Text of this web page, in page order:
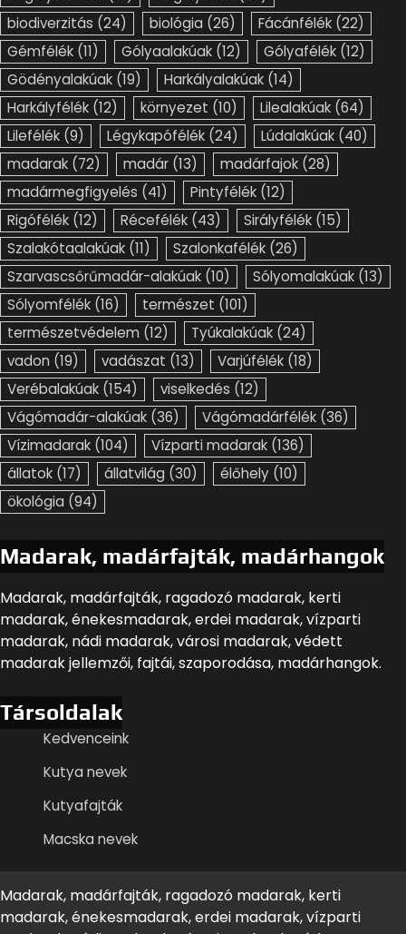
biodiverzitás (24) biológia (26) Fácánfélék (22)
Gémfélék (11) Gólyaalakúak (12) Gólyafélék (12)
Gödényalakúak (19) Harkályalakúak (14)
Harkályfélék (12) környezet (10) Lilealakúak (64)
Lilefélék (9) Légykapófélék (24) Lúdalakúak (40)
madarak (72) madár (13) madárfajok (28)
madármegfigyelés (41) Pintyfélék (12)
Rigófélék (12) Récefélék (43) Sirályfélék (15)
Szalakótaalakúak (11) Szalonkafélék (26)
Szarvascsőrűmadár-alakúak (10) Sólyomalakúak (13)
Sólyomfélék (16) természet (101)
természetvédelem (12) Tyúkalakúak (24)
vadon (19) vadászat (13) Varjúfélék (18)
Verébalakúak (154) viselkedés (12)
Vágómadár-alakúak (36) Vágómadárfélék (36)
Vízimadarak (104) Vízparti madarak (136)
állatok (17) állatvilág (30) élőhely (10)
ökológia (94)
Madarak, madárfajták, madárhangok
Madarak, madárfajták, ragadozó madarak, kerti
madarak, énekesmadarak, erdei madarak, vízparti
madarak, nádi madarak, városi madarak, védett
madarak jellemzői, fajtái, szaporodása, madárhangok.
Társoldalak
Kedvenceink
Kutya nevek
Kutyafajták
Macska nevek
Madarak, madárfajták, ragadozó madarak, kerti
madarak, énekesmadarak, erdei madarak, vízparti